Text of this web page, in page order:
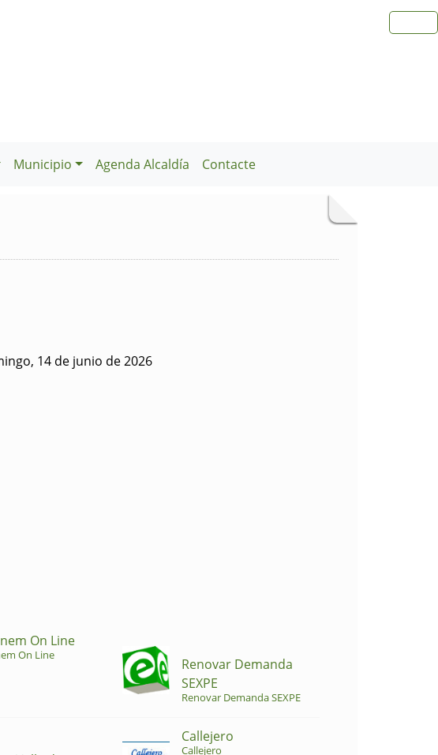
Municipio Agenda Alcaldía Contacte
14 de junio de 2026
On Line
On Line
Renovar Demanda
SEXPE
Renovar Demanda SEXPE
Callejero
Callejero